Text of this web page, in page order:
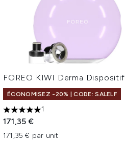
FOREO KIWI Derma Dispositif
ÉCONOMISEZ -20% | CODE: SALELF
5 étoiles sur un maximum de 5
1
171,35 €
171,35 € par unit